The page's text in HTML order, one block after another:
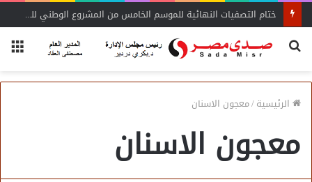
ختام التصفيات النهائية للموسم الخامس من المشروع الوطني للقراءة
بحث
الرئيسية/معجون الاسنان
معجون الاسنان